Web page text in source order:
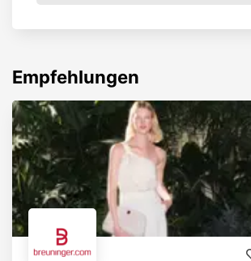
Empfehlungen